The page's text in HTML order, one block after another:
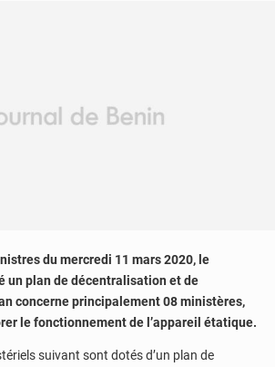
du mercredi 11 mars 2020, le
un plan de décentralisation et de
concerne principalement 08 ministères,
le fonctionnement de l’appareil étatique.
suivant sont dotés d’un plan de